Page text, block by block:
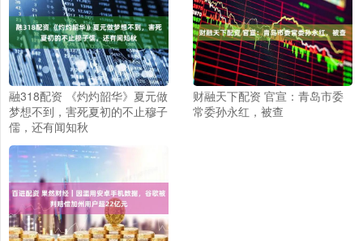
融318配资 《灼灼韶华》夏元做
梦想不到，害死夏初的不止穆子
儒，还有闻知秋
财融天下配资 官宣：青岛市委
常委孙永红，被查